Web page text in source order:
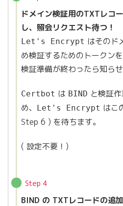
ドメイン検証用のTXTレコ
し、照会リクエスト待つ！
Let's Encrypt はそのド
め検証するためのトークン
検証準備が終わったら知ら
Certbot は BIND と検証
め、
Let's Encrypt はこ
Step 6 ) を待ちます。
( 設定不要！)
Step 4
BIND の TXTレコードの追